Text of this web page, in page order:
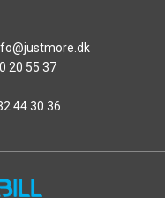
20 55 37
44 30 36